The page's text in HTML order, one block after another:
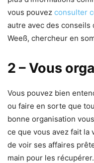
vous pouvez consulter
autre avec des conseils
Weeß, chercheur en
2 – Vous
Vous pouvez bien
ou faire en sorte que
bonne organisation
ce que vous avez fait la
de voir ses affaires
main pour les